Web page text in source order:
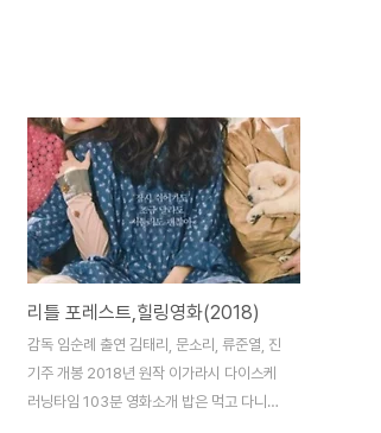
리틀 포레스트,힐링영화(2018)
감독 임순례 출연 김태리, 문소리, 류준열, 진
기주 개봉 2018년 원작 이가라시 다이스케
러닝타임 103분 영화소개 밥은 먹고 다니